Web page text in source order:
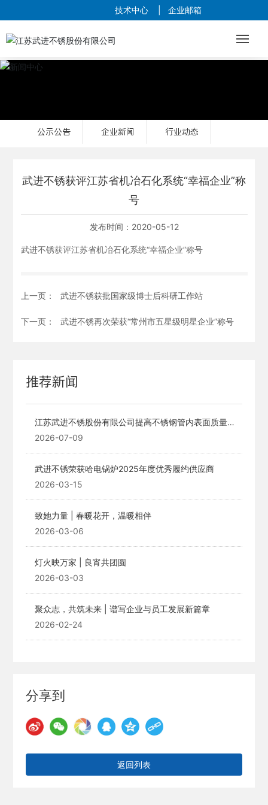
技术中心| 企业邮箱
网站首页
产品中心
联系我们
职业发展
English
公示公告 企业新闻 行业动态
武进不锈获评江苏省机冶石化系统“幸福企业”称
号
发布时间： 2020-05-12
武进不锈获评江苏省机冶石化系统“幸福企业”称号
上一页： 武进不锈获批国家级博士后科研工作站
下一页： 武进不锈再次荣获“常州市五星级明星企业”称号
推荐新闻
江苏武进不锈股份有限公司提高不锈钢管内表面质量的
技术改造项目公示稿
2026-07-09
武进不锈荣获哈电锅炉2025年度优秀履约供应商
2026-03-15
致她力量 | 春暖花开，温暖相伴
2026-03-06
灯火映万家 | 良宵共团圆
2026-03-03
聚众志，共筑未来 | 谱写企业与员工发展新篇章
2026-02-24
分享到
返回列表